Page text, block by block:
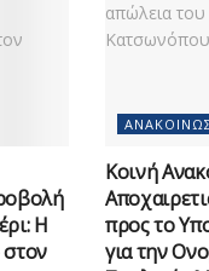
Η
Κοινή
προς το
για την